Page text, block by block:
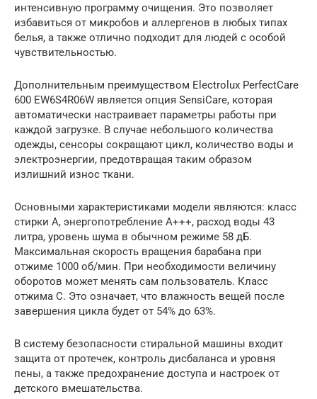
интенсивную программу очищения. Это позволяет
избавиться от микробов и аллергенов в любых типах
белья, а также отлично подходит для людей с особой
чувствительностью.
Дополнительным преимуществом Electrolux PerfectCare
600 EW6S4R06W является опция SensiCare, которая
автоматически настраивает параметры работы при
каждой загрузке. В случае небольшого количества
одежды, сенсоры сокращают цикл, количество воды и
электроэнергии, предотвращая таким образом
излишний износ ткани.
Основными характеристиками модели являются: класс
стирки А, энергопотребление А+++, расход воды 43
литра, уровень шума в обычном режиме 58 дБ.
Максимальная скорость вращения барабана при
отжиме 1000 об/мин. При необходимости величину
оборотов может менять сам пользователь. Класс
отжима С. Это означает, что влажность вещей после
завершения цикла будет от 54% до 63%.
В систему безопасности стиральной машины входит
защита от протечек, контроль дисбаланса и уровня
пены, а также предохранение доступа и настроек от
детского вмешательства.